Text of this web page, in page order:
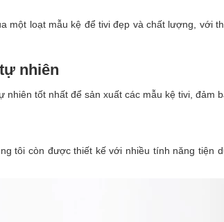
một loạt mẫu kệ để tivi đẹp và chất lượng, với
nhiên
tốt nhất để sản xuất các mẫu kệ tivi, đảm
tôi còn được thiết kế với nhiều tính năng